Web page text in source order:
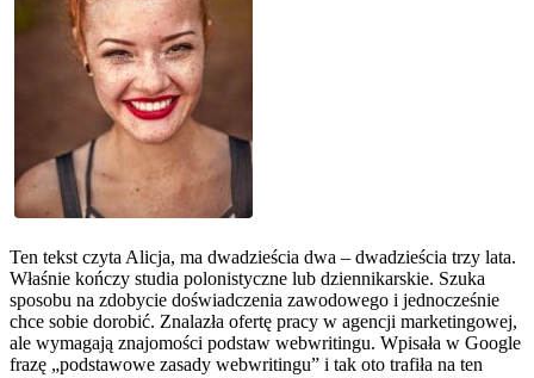
Ten tekst czyta Alicja, ma dwadzieścia dwa – dwadzieścia trzy lata.
Właśnie kończy studia polonistyczne lub dziennikarskie. Szuka
sposobu na zdobycie doświadczenia zawodowego i jednocześnie
chce sobie dorobić. Znalazła ofertę pracy w agencji marketingowej,
ale wymagają znajomości podstaw webwritingu. Wpisała w Google
frazę „podstawowe zasady webwritingu” i tak oto trafiła na ten